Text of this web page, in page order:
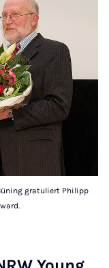
gratuliert Philipp